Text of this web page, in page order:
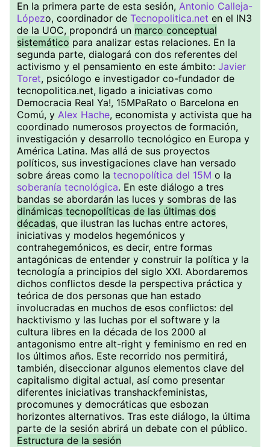
En la primera parte de esta sesión, Antonio Calleja-
Lópezo, coordinador de Tecnopolitica.net en el IN3
de la UOC, propondrá un marco conceptual
sistemático para analizar estas relaciones. En la
segunda parte, dialogará con dos referentes del
activismo y el pensamiento en este ámbito: Javier
Toret, psicólogo e investigador co-fundador de
tecnopolitica.net, ligado a iniciativas como
Democracia Real Ya!, 15MPaRato o Barcelona en
Comú, y Alex Hache, economista y activista que ha
coordinado numerosos proyectos de formación,
investigación y desarrollo tecnológico en Europa y
América Latina. Mas allá de sus proyectos
políticos, sus investigaciones clave han versado
sobre áreas como la tecnopolítica del 15M o la
soberanía tecnológica. En este diálogo a tres
bandas se abordarán las luces y sombras de las
dinámicas tecnopolíticas de las últimas dos
décadas, que ilustran las luchas entre actores,
iniciativas y modelos hegemónicos y
contrahegemónicos, es decir, entre formas
antagónicas de entender y construir la política y la
tecnología a principios del siglo XXI. Abordaremos
dichos conflictos desde la perspectiva práctica y
teórica de dos personas que han estado
involucradas en muchos de esos conflictos: del
hacktivismo y las luchas por el software y la
cultura libres en la década de los 2000 al
antagonismo entre alt-right y feminismo en red en
los últimos años. Este recorrido nos permitirá,
también, diseccionar algunos elementos clave del
capitalismo digital actual, así como presentar
diferentes iniciativas transhackfeministas,
procomunes y democráticas que esbozan
horizontes alternativos. Tras este diálogo, la última
parte de la sesión abrirá un debate con el público.
Estructura de la sesión